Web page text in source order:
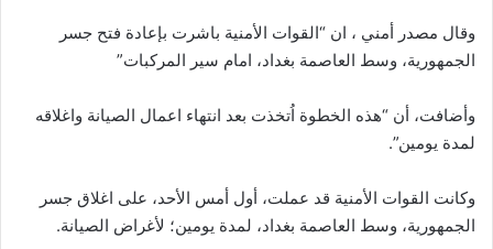
وقال مصدر أمني ، ان “القوات الأمنية باشرت بإعادة فتح جسر
الجمهورية، وسط العاصمة بغداد، امام سير المركبات”
وأضافت، أن “هذه الخطوة اُتخذت بعد انتهاء اعمال الصيانة واغلاقه
لمدة يومين”.
وكانت القوات الأمنية قد عملت، أول أمس الأحد، على اغلاق جسر
الجمهورية، وسط العاصمة بغداد، لمدة يومين؛ لأغراض الصيانة.